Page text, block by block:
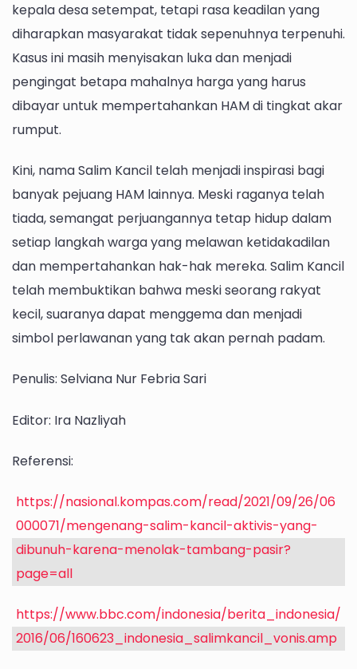
kepala desa setempat, tetapi rasa keadilan yang
diharapkan masyarakat tidak sepenuhnya terpenuhi.
Kasus ini masih menyisakan luka dan menjadi
pengingat betapa mahalnya harga yang harus
dibayar untuk mempertahankan HAM di tingkat akar
rumput.
Kini, nama Salim Kancil telah menjadi inspirasi bagi
banyak pejuang HAM lainnya. Meski raganya telah
tiada, semangat perjuangannya tetap hidup dalam
setiap langkah warga yang melawan ketidakadilan
dan mempertahankan hak-hak mereka. Salim Kancil
telah membuktikan bahwa meski seorang rakyat
kecil, suaranya dapat menggema dan menjadi
simbol perlawanan yang tak akan pernah padam.
Penulis: Selviana Nur Febria Sari
Editor: Ira Nazliyah
Referensi:
https://nasional.kompas.com/read/2021/09/26/06
000071/mengenang-salim-kancil-aktivis-yang-
dibunuh-karena-menolak-tambang-pasir?
page=all
https://www.bbc.com/indonesia/berita_indonesia/
2016/06/160623_indonesia_salimkancil_vonis.amp